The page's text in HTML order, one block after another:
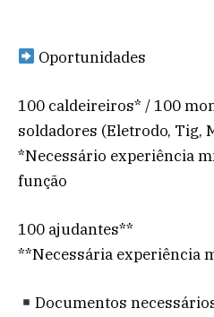
Oportunidades
100 caldeireiros* / 100
soldadores (Eletrodo, Tig,
*Necessário experiência
função
100 ajudantes**
**Necessária experiência
Documentos